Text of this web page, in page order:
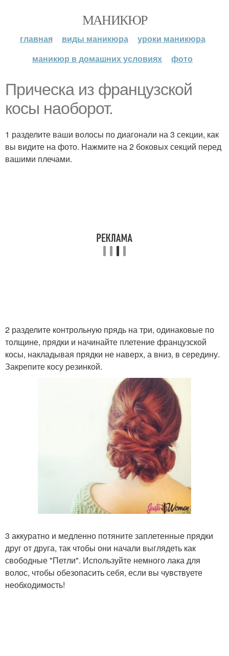
МАНИКЮР
главная виды маникюра
уроки маникюра
маникюр в домашних условиях
фото
Прическа из французской
косы наоборот.
1 разделите ваши волосы по диагонали на 3 секции, как
вы видите на фото. Нажмите на 2 боковых секций перед
вашими плечами.
2 разделите контрольную прядь на три, одинаковые по
толщине, прядки и начинайте плетение французской
косы, накладывая прядки не наверх, а вниз, в середину.
Закрепите косу резинкой.
3 аккуратно и медленно потяните заплетенные прядки
друг от друга, так чтобы они начали выглядеть как
свободные "Петли". Используйте немного лака для
волос, чтобы обезопасить себя, если вы чувствуете
необходимость!